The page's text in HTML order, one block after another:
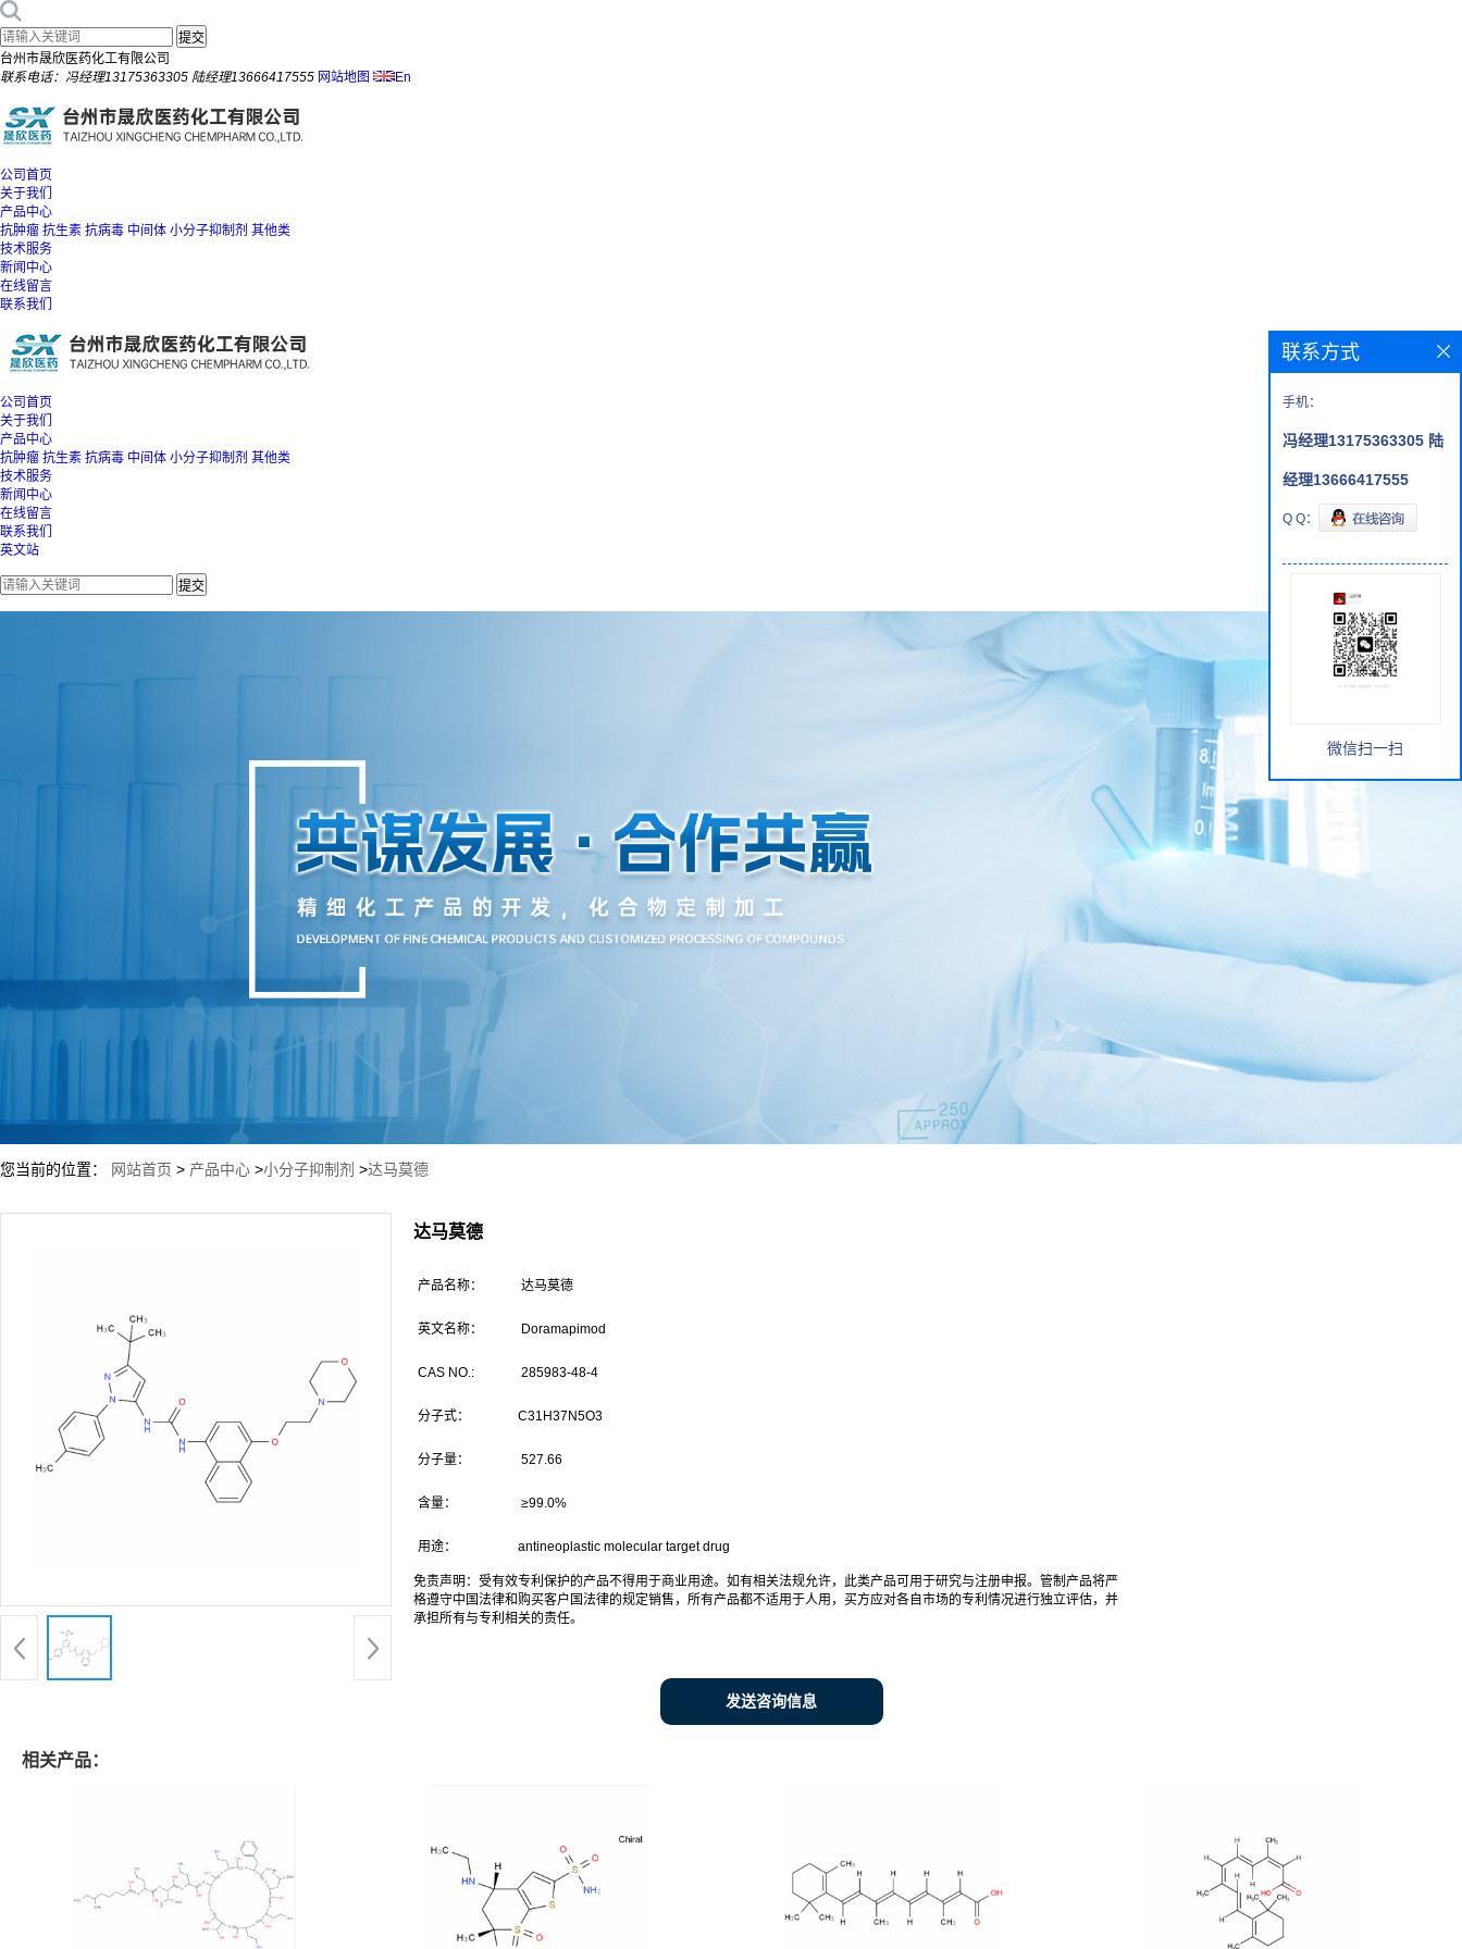
台州市晟欣医药化工有限公司
联系电话：冯经理13175363305 陆经理13666417555 网站地图 En
公司首页
关于我们
产品中心
抗肿瘤 抗生素 抗病毒 中间体 小分子抑制剂 其他类
技术服务
新闻中心
在线留言
联系我们
公司首页
关于我们
产品中心
抗肿瘤 抗生素 抗病毒 中间体 小分子抑制剂 其他类
技术服务
新闻中心
在线留言
联系我们
英文站
您当前的位置： 网站首页 > 产品中心 >小分子抑制剂 >达马莫德
达马莫德
产品名称： 达马莫德
英文名称： Doramapimod
CAS NO.: 285983-48-4
分子式： C31H37N5O3
分子量： 527.66
含量： ≥99.0%
用途： antineoplastic molecular target drug
免责声明：受有效专利保护的产品不得用于商业用途。如有相关法规允许，此类产品可用于研究与注册申报。管制产品将严
格遵守中国法律和购买客户国法律的规定销售，所有产品都不适用于人用，买方应对各自市场的专利情况进行独立评估，并
承担所有与专利相关的责任。
发送咨询信息
相关产品：
联系方式
手机：
冯经理13175363305 陆
经理13666417555
Q Q：
微信扫一扫